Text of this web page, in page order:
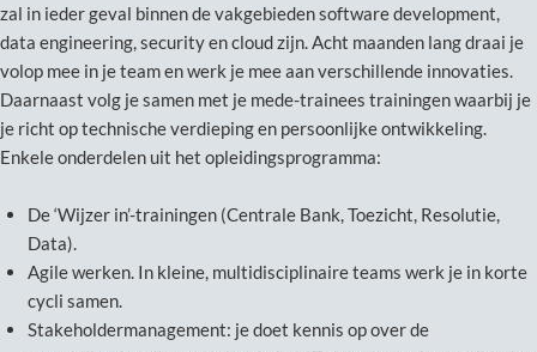
zal in ieder geval binnen de vakgebieden software development,
data engineering, security en cloud zijn. Acht maanden lang draai je
volop mee in je team en werk je mee aan verschillende innovaties.
Daarnaast volg je samen met je mede-trainees trainingen waarbij je
je richt op technische verdieping en persoonlijke ontwikkeling.
Enkele onderdelen uit het opleidingsprogramma:
De ‘Wijzer in’-trainingen (Centrale Bank, Toezicht, Resolutie,
Data).
Agile werken. In kleine, multidisciplinaire teams werk je in korte
cycli samen.
Stakeholdermanagement: je doet kennis op over de